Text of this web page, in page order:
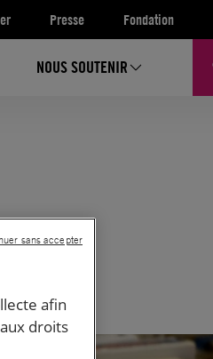
Presse Fondation
NOUS SOUTENIR
afin
droits
sans accepter